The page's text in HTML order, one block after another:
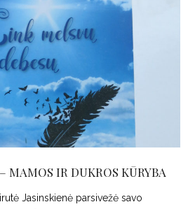
MAMOS IR DUKROS KŪRYBA
Jasinskienė parsivežė savo